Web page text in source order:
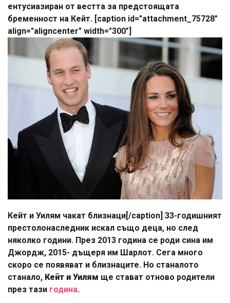
ентусиазиран от вестта за предстоящата
бременност на Кейт. [caption id="attachment_75728"
align="aligncenter" width="300"]
Кейт и Уилям чакат близнаци[/caption] 33-годишният
престолонаследник искал също деца, но след
няколко години. През 2013 година се роди сина им
Джордж, 2015- дъщеря им Шарлот. Сега много
скоро се появяват и близнаците. Но станалото
станало, Кейт и Уилям ще стават отново родители
през тази година.